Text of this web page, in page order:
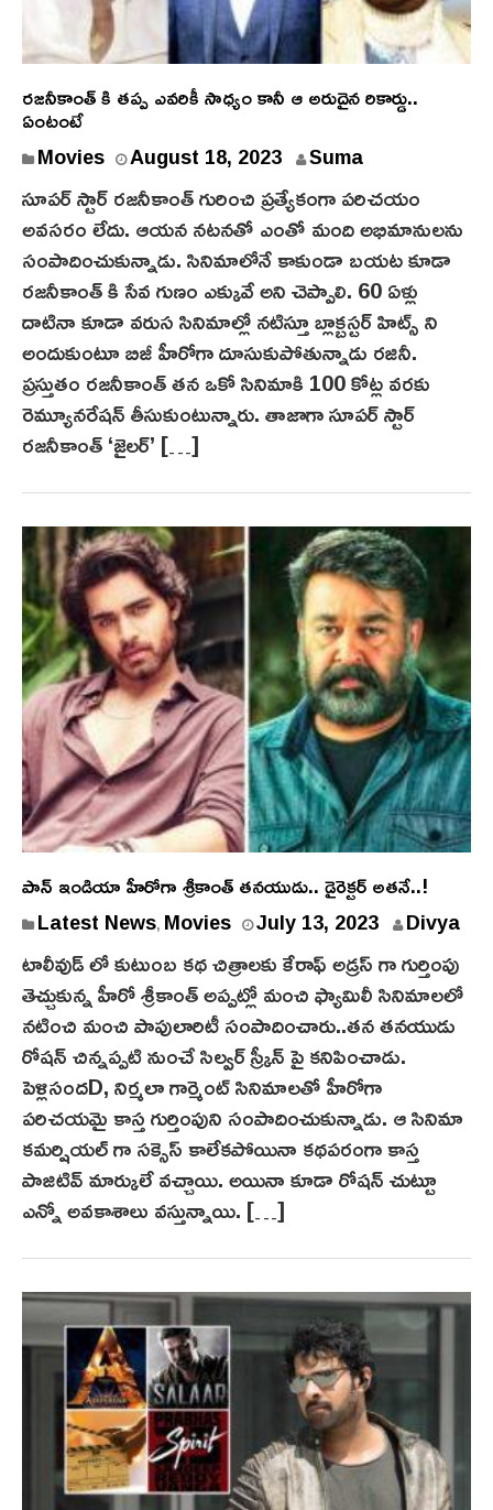
రజనీకాంత్ కి తప్ప ఎవరికీ సాధ్యం కానీ ఆ అరుదైన రికార్డు..
ఏంటంటే
Movies
August 18, 2023A
u
g
u
s
t
1
8
,
2
0
3
Suma
సూపర్ స్టార్ రజనీకాంత్ గురించి ప్రత్యేకంగా పరిచయం
అవసరం లేదు. ఆయన నటనతో ఎంతో మంది అభిమానులను
సంపాదించుకున్నాడు. సినిమాలోనే కాకుండా బయట కూడా
రజనీకాంత్ కి సేవ గుణం ఎక్కువే అని చెప్పాలి. 60 ఏళ్లు
దాటినా కూడా వరుస సినిమాల్లో నటిస్తూ బ్లాక్బస్టర్ హిట్స్ ని
అందుకుంటూ బిజీ హీరోగా దూసుకుపోతున్నాడు రజినీ.
ప్రస్తుతం రజనీకాంత్ తన ఒకో సినిమాకి 100 కోట్ల వరకు
రెమ్యూనరేషన్ తీసుకుంటున్నారు. తాజాగా సూపర్ స్టార్
రజనీకాంత్ ‘జైలర్’ […]
పాన్ ఇండియా హీరోగా శ్రీకాంత్ తనయుడు.. డైరెక్టర్ అతనే..!
Latest News, Movies July 13, 2023 Divya
టాలీవుడ్ లో కుటుంబ కథ చిత్రాలకు కేరాఫ్ అడ్రస్ గా గుర్తింపు
తెచ్చుకున్న హీరో శ్రీకాంత్ అప్పట్లో మంచి ఫ్యామిలీ సినిమాలలో
నటించి మంచి పాపులారిటీ సంపాదించారు..తన తనయుడు
రోషన్ చిన్నప్పటి నుంచే సిల్వర్ స్క్రీన్ పై కనిపించాడు.
పెళ్లిసందD, నిర్మలా గార్మెంట్ సినిమాలతో హీరోగా
పరిచయమై కాస్త గుర్తింపుని సంపాదించుకున్నాడు. ఆ సినిమా
కమర్షియల్ గా సక్సెస్ కాలేకపోయినా కథపరంగా కాస్త
పాజిటివ్ మార్కులే వచ్చాయి. అయినా కూడా రోషన్ చుట్టూ
ఎన్నో అవకాశాలు వస్తున్నాయి. […]